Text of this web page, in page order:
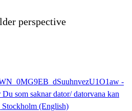
perspective
-
som saknar dator/ datorvana kan
Stockholm (English)